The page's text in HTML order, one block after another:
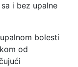
i bez upalne
bolesti
od